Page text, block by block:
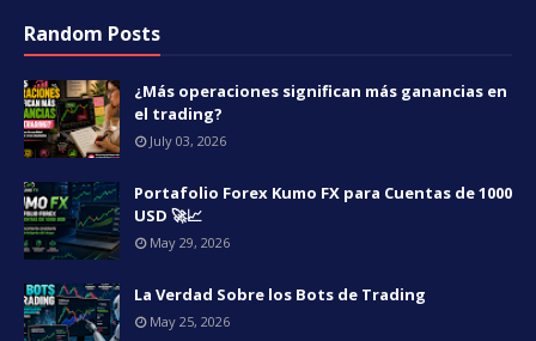
Random Posts
¿Más operaciones significan más ganancias en
el trading?
July 03, 2026
Portafolio Forex Kumo FX para Cuentas de 1000
USD 🚀📈
May 29, 2026
La Verdad Sobre los Bots de Trading
May 25, 2026